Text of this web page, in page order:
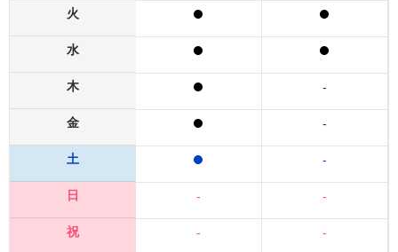
火
水
木
金
土
日
祝
-
-
-
-
-
-
-